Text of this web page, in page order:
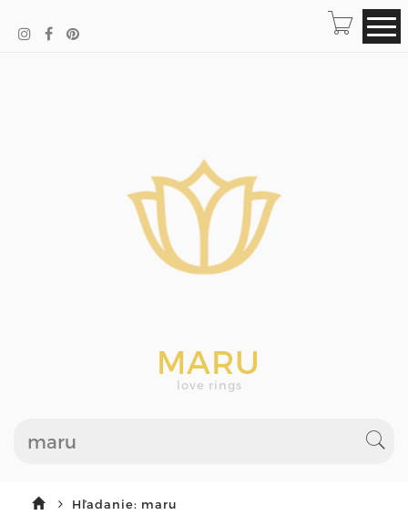
MARU
love rings
Hľadanie: maru